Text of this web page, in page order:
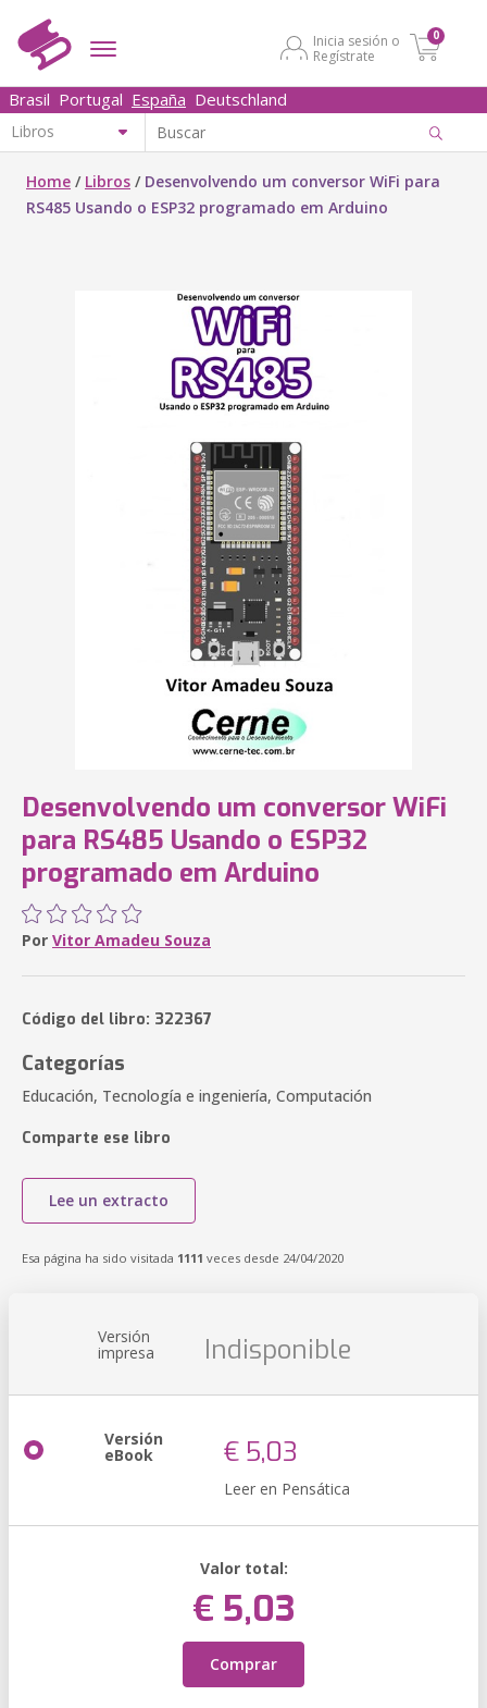
Inicia sesión o
Regístrate
0
Brasil Portugal España Deutschland
Home / Libros / Desenvolvendo um conversor WiFi para
RS485 Usando o ESP32 programado em Arduino
Desenvolvendo um conversor WiFi
para RS485 Usando o ESP32
programado em Arduino
Por Vitor Amadeu Souza
Código del libro: 322367
Categorías
Educación, Tecnología e ingeniería, Computación
Comparte ese libro
Lee un extracto
Esa página ha sido visitada 1111 veces desde 24/04/2020
Versión
impresa Indisponible
Versión
eBook € 5,03
Leer en Pensática
Valor total:
€ 5,03
Comprar